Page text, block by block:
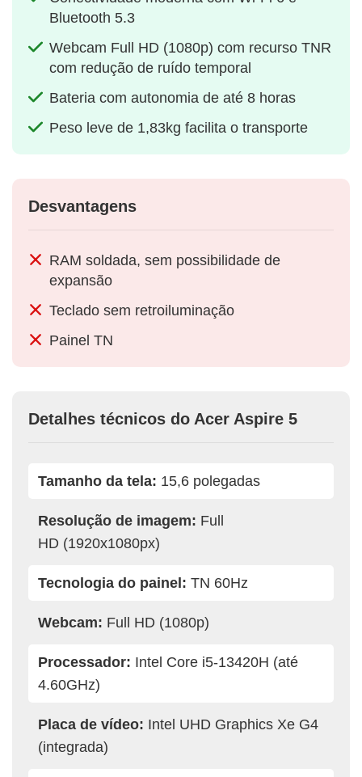
Bluetooth 5.3
Webcam Full HD (1080p) com recurso TNR
com redução de ruído temporal
Bateria com autonomia de até 8 horas
Peso leve de 1,83kg facilita o transporte
Desvantagens
RAM soldada, sem possibilidade de
expansão
Teclado sem retroiluminação
Painel TN
Detalhes técnicos do Acer Aspire 5
Tamanho da tela: 15,6 polegadas
Resolução de imagem: Full
HD (1920x1080px)
Tecnologia do painel: TN 60Hz
Webcam: Full HD (1080p)
Processador: Intel Core i5-13420H (até
4.60GHz)
Placa de vídeo: Intel UHD Graphics Xe G4
(integrada)